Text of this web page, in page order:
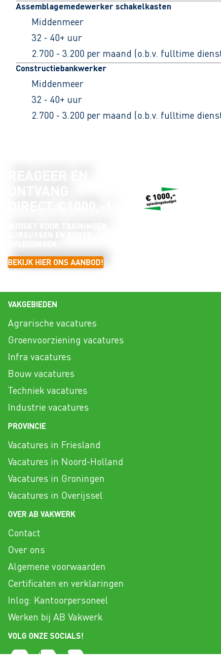
Assemblagemedewerker schakelkasten
Middenmeer
32 - 40+ uur
2.700 - 3.200 per maand (o.b.v. fulltime
Constructiebankwerker
Middenmeer
32 - 40+ uur
2.700 - 3.200 per maand (o.b.v. fulltime
BEKIJK HIER ONS AANBOD!
VAKGEBIEDEN
Agrarische vacatures
Groenvoorziening vacatures
Infra vacatures
Bouw vacatures
Techniek vacatures
Industrie vacatures
PROVINCIE
Vacatures in Friesland
Vacatures in Noord-Holland
Vacatures in Groningen
Vacatures in Overijssel
OVER AB VAKWERK
Contact
Over ons
Algemene voorwaarden
Certificaten en verklaringen
Inlog: Kantoorpersoneel
Werken bij AB Vakwerk
VOLG ONZE SOCIALS!